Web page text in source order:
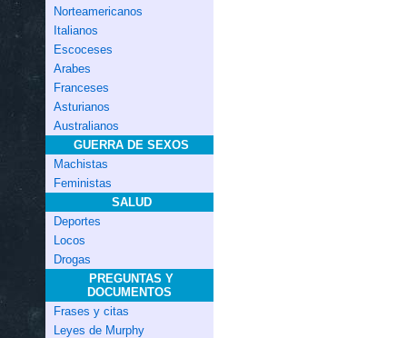
Norteamericanos
Italianos
Escoceses
Arabes
Franceses
Asturianos
Australianos
GUERRA DE SEXOS
Machistas
Feministas
SALUD
Deportes
Locos
Drogas
PREGUNTAS Y
DOCUMENTOS
Frases y citas
Leyes de Murphy